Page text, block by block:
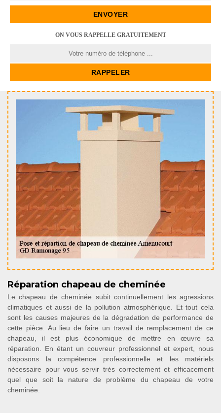
ON VOUS RAPPELLE GRATUITEMENT
Réparation chapeau de cheminée
Le chapeau de cheminée subit continuellement les agressions
climatiques et aussi de la pollution atmosphérique. Et tout cela
sont les causes majeures de la dégradation de performance de
cette pièce. Au lieu de faire un travail de remplacement de ce
chapeau, il est plus économique de mettre en œuvre sa
réparation. En étant un couvreur professionnel et expert, nous
disposons la compétence professionnelle et les matériels
nécessaire pour vous servir très correctement et efficacement
quel que soit la nature de problème du chapeau de votre
cheminée.